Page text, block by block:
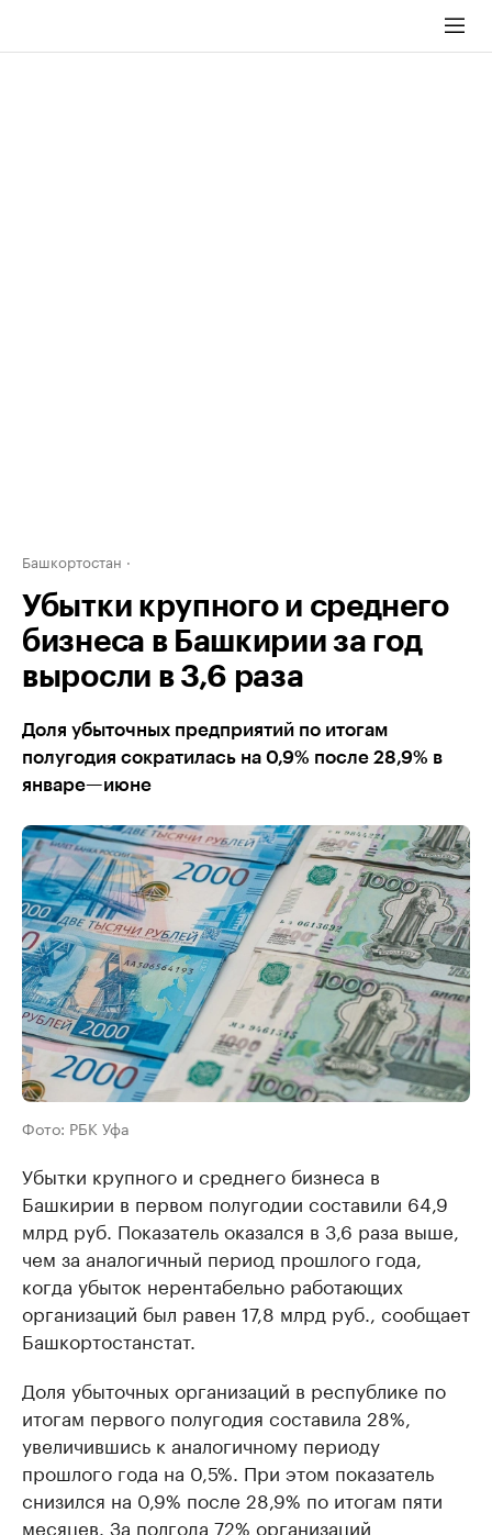
Башкортостан
Убытки крупного и среднего
бизнеса в Башкирии за год
выросли в 3,6 раза
Доля убыточных предприятий по итогам
полугодия сократилась на 0,9% после 28,9% в
январе—июне
Фото: РБК Уфа
Убытки крупного и среднего бизнеса в
Башкирии в первом полугодии составили 64,9
млрд руб. Показатель оказался в 3,6 раза выше,
чем за аналогичный период прошлого года,
когда убыток нерентабельно работающих
организаций был равен 17,8 млрд руб., сообщает
Башкортостанстат.
Доля убыточных организаций в республике по
итогам первого полугодия составила 28%,
увеличившись к аналогичному периоду
прошлого года на 0,5%. При этом показатель
снизился на 0,9% после 28,9% по итогам пяти
месяцев. За полгода 72% организаций